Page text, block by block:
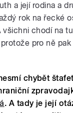
a její rodina a
rok na řecké
všichni chodí na
pro ně
chybět
. A tady je její